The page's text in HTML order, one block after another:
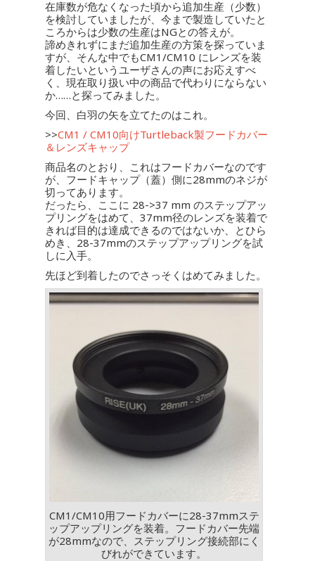
在庫数が危なくなった頃から追加生産（少数）
を検討していましたが、今まで製造していたと
ころからは少数の生産はNGとの答えが。
諦めきれずにまだ追加生産の方策を探っていま
すが、そんな中でもCM1/CM10 にレンズを装
着したいというユーザさんの声にお応えすべ
く、現在取り扱い中の商品で代わりにならない
か……と探ってみました。
今回、白羽の矢を立てたのはこれ。
>>CM1 / CM10向けTurtleback製フードカバー
＆レンズキャップ
商品名のとおり、これはフードカバーなのです
が、フードキャップ（蓋）側に28mmのネジが
切ってあります。
だったら、ここに 28->37 mm のステップアッ
プリングをはめて、37mm径のレンズを装着で
きれば目的は達成できるのではないか、とひら
めき、28-37mmのステップアップリングを試
しに入手。
先ほど到着したのでさっそくはめてみました。
CM1/CM10用フードカバーに28-37mmステ
ップアップリングを装着。フードカバー先端
が28mmなので、ステップリング接続部にく
びれができています。